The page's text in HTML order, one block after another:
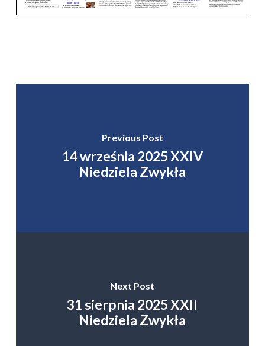
Previous Post
14 września 2025 XXIV
Niedziela Zwykła
Next Post
31 sierpnia 2025 XXII
Niedziela Zwykła